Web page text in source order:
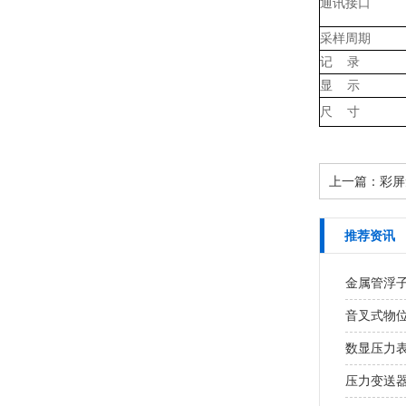
通讯接口
采样周期
记 录
显 示
尺 寸
上一篇： 彩
推荐资讯
金属管浮
音叉式物
数显压力
压力变送